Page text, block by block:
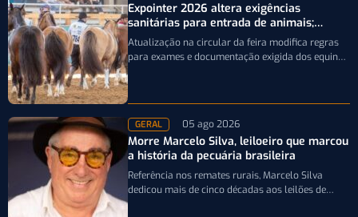
Expointer 2026 altera exigências
sanitárias para entrada de animais;
entenda
Atualização na circular da feira modifica regras
para exames e documentação exigida dos equinos
GERAL 05 ago 2026
Morre Marcelo Silva, leiloeiro que marcou
a história da pecuária brasileira
Referência nos remates rurais, Marcelo Silva
dedicou mais de cinco décadas aos leilões de